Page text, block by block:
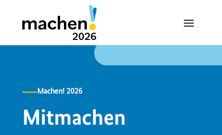
Machen! 2026
Mitmachen